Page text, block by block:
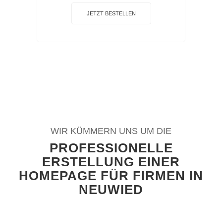
JETZT BESTELLEN
WIR KÜMMERN UNS UM DIE
PROFESSIONELLE
ERSTELLUNG EINER
HOMEPAGE FÜR FIRMEN IN
NEUWIED